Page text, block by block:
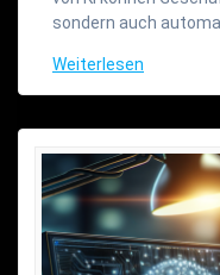
sondern auch
Weiterlesen